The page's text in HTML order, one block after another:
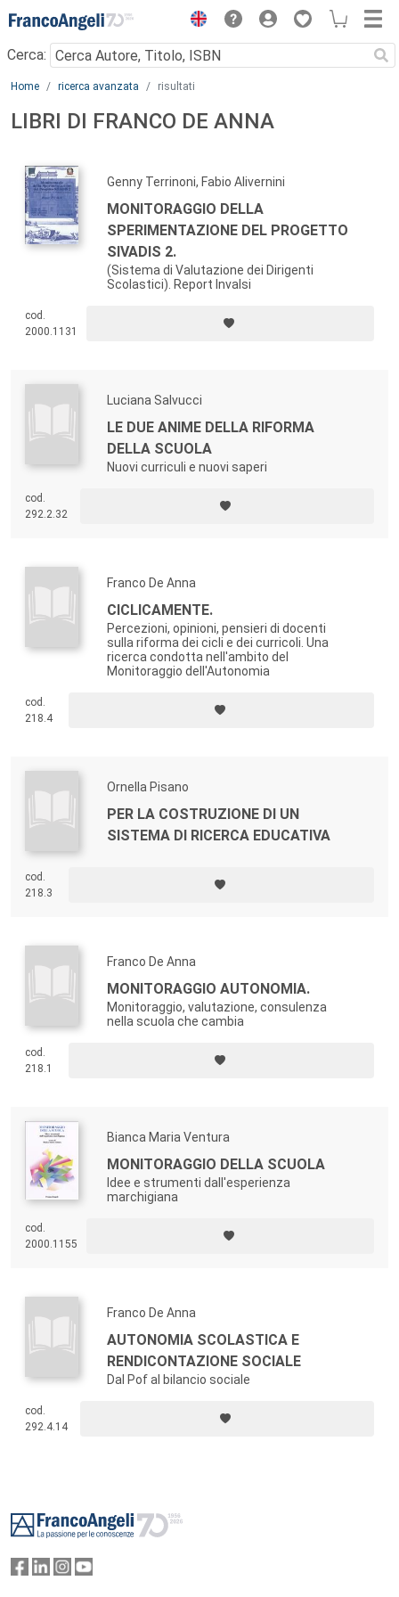
Menu
Cerca:
Main content
Home ricerca avanzata risultati
LIBRI DI FRANCO DE ANNA
Genny Terrinoni, Fabio Alivernini
MONITORAGGIO DELLA
SPERIMENTAZIONE DEL PROGETTO
SIVADIS 2.
(Sistema di Valutazione dei Dirigenti
Scolastici). Report Invalsi
cod.
2000.1131
Luciana Salvucci
LE DUE ANIME DELLA RIFORMA
DELLA SCUOLA
Nuovi curriculi e nuovi saperi
cod.
292.2.32
Franco De Anna
CICLICAMENTE.
Percezioni, opinioni, pensieri di docenti
sulla riforma dei cicli e dei curricoli. Una
ricerca condotta nell'ambito del
Monitoraggio dell'Autonomia
cod.
218.4
Ornella Pisano
PER LA COSTRUZIONE DI UN
SISTEMA DI RICERCA EDUCATIVA
cod.
218.3
Franco De Anna
MONITORAGGIO AUTONOMIA.
Monitoraggio, valutazione, consulenza
nella scuola che cambia
cod.
218.1
Bianca Maria Ventura
MONITORAGGIO DELLA SCUOLA
Idee e strumenti dall'esperienza
marchigiana
cod.
2000.1155
Franco De Anna
AUTONOMIA SCOLASTICA E
RENDICONTAZIONE SOCIALE
Dal Pof al bilancio sociale
cod.
292.4.14